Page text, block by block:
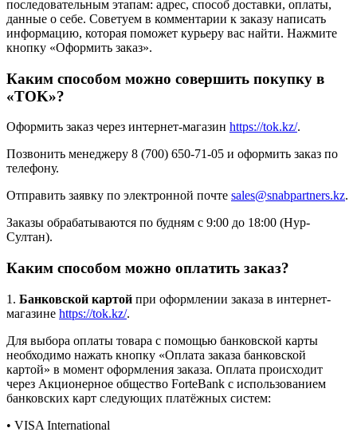
последовательным этапам: адрес, способ доставки, оплаты,
данные о себе. Советуем в комментарии к заказу написать
информацию, которая поможет курьеру вас найти. Нажмите
кнопку «Оформить заказ».
Каким способом можно совершить покупку в
«TOK»?
Оформить заказ через интернет-магазин https://tok.kz/.
Позвонить менеджеру 8 (700) 650-71-05 и оформить заказ по
телефону.
Отправить заявку по электронной почте sales@snabpartners.kz.
Заказы обрабатываются по будням с 9:00 до 18:00 (Нур-
Султан).
Каким способом можно оплатить заказ?
1. Банковской картой при оформлении заказа в интернет-
магазине https://tok.kz/.
Для выбора оплаты товара с помощью банковской карты
необходимо нажать кнопку «Оплата заказа банковской
картой» в момент оформления заказа. Оплата происходит
через Акционерное общество ForteBank с использованием
банковских карт следующих платёжных систем:
• VISA International